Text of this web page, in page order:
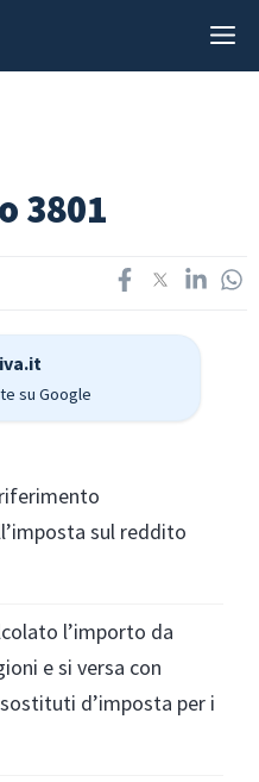
3801
su Google
sul reddito
l’importo da
e si versa con
d’imposta per i